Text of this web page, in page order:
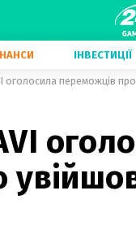
ІНВЕСТИЦІЇ
оголосила переможців